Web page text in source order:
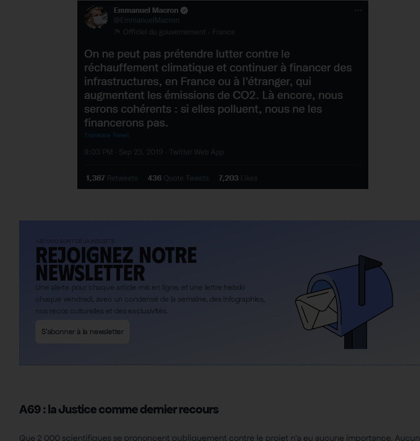
+30 000 SONT DÉJÀ INSCRITS
Rejoignez notre
newsletter
Une alerte pour chaque article mis en ligne, et une lettre hebdo
chaque vendredi, avec un condensé de la semaine, des infographies,
nos recos culturelles et des exclusivités.
S'abonner à la newsletter
A69 : la Justice comme dernier recours
Que 2 000 scientifiques se prononcent publiquement contre le projet n’a eu aucune importance. Aucun